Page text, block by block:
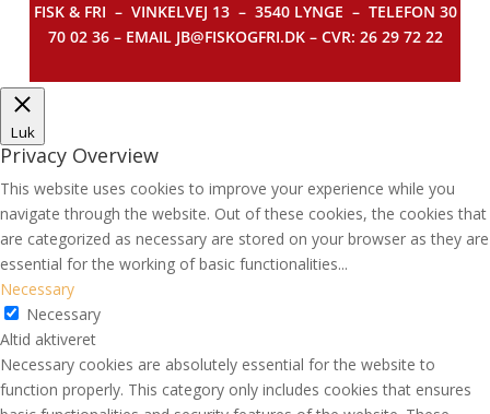
FISK & FRI – VINKELVEJ 13 – 3540 LYNGE – TELEFON 30
70 02 36 – EMAIL JB@FISKOGFRI.DK – CVR: 26 29 72 22
Luk
Privacy Overview
This website uses cookies to improve your experience while you
navigate through the website. Out of these cookies, the cookies that
are categorized as necessary are stored on your browser as they are
essential for the working of basic functionalities...
Necessary
Necessary
Altid aktiveret
Necessary cookies are absolutely essential for the website to
function properly. This category only includes cookies that ensures